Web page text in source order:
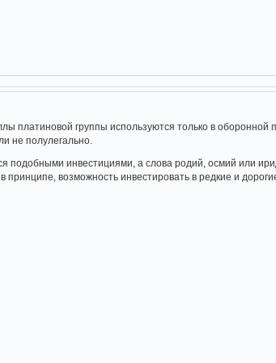
платиновой группы используются только в
не полулегально.
подобными инвестициями, а слова родий, осмий или
принципе, возможность инвестировать в редкие и